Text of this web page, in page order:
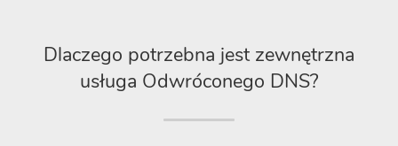
Dlaczego potrzebna jest zewnętrzna
usługa Odwróconego DNS?